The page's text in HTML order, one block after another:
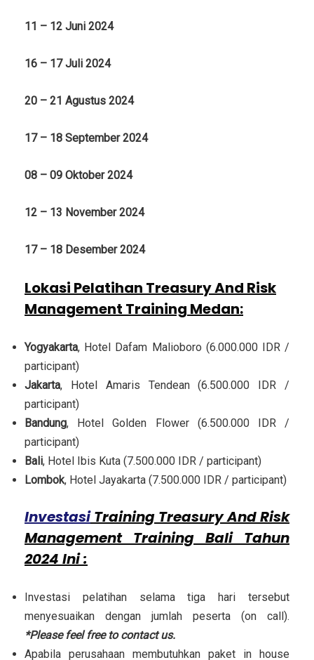
11 – 12 Juni 2024
16 – 17 Juli 2024
20 – 21 Agustus 2024
17 – 18 September 2024
08 – 09 Oktober 2024
12 – 13 November 2024
17 – 18 Desember 2024
Lokasi Pelatihan Treasury And Risk
Management Training Medan:
Yogyakarta, Hotel Dafam Malioboro (6.000.000 IDR /
participant)
Jakarta, Hotel Amaris Tendean (6.500.000 IDR /
participant)
Bandung, Hotel Golden Flower (6.500.000 IDR /
participant)
Bali, Hotel Ibis Kuta (7.500.000 IDR / participant)
Lombok, Hotel Jayakarta (7.500.000 IDR / participant)
InvestasiTraining Treasury And Risk
Management Training Bali Tahun
2024 Ini :
Investasi pelatihan selama tiga hari tersebut
menyesuaikan dengan jumlah peserta (on call).
*Please feel free to contact us.
Apabila perusahaan membutuhkan paket in house